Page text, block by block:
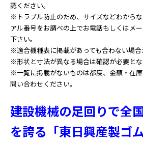
認ください。
※トラブル防止のため、サイズなどわから
アル番号をお調べの上でお電話もしくはメ
下さい。
※適合機種表に掲載があっても合わない場合
※形状と寸法が異なる場合は確認が必要とな
※一覧に掲載がないものは都度、金額・在
問い合わせください。
建設機械の足回りで全
を誇る「東日興産製ゴ